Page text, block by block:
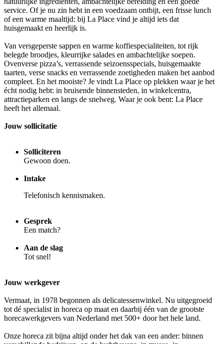
service. Of je nu zin hebt in een voedzaam ontbijt, een frisse lunch
of een warme maaltijd: bij La Place vind je altijd iets dat
huisgemaakt en heerlijk is.
Van versgeperste sappen en warme koffiespecialiteiten, tot rijk
belegde broodjes, kleurrijke salades en ambachtelijke soepen.
Ovenverse pizza’s, verrassende seizoensspecials, huisgemaakte
taarten, verse snacks en verrassende zoetigheden maken het aanbod
compleet. En het mooiste? Je vindt La Place op plekken waar je het
écht nodig hebt: in bruisende binnensteden, in winkelcentra,
attractieparken en langs de snelweg. Waar je ook bent: La Place
heeft het allemaal.
Jouw sollicitatie
Solliciteren
Gewoon doen.
Intake
Telefonisch kennismaken.
Gesprek
Een match?
Aan de slag
Tot snel!
Jouw werkgever
Vermaat, in 1978 begonnen als delicatessenwinkel. Nu uitgegroeid
tot dé specialist in horeca op maat en daarbij één van de grootste
horecawerkgevers van Nederland met 500+ door het hele land.
Onze horeca zit bijna altijd onder het dak van een ander: binnen